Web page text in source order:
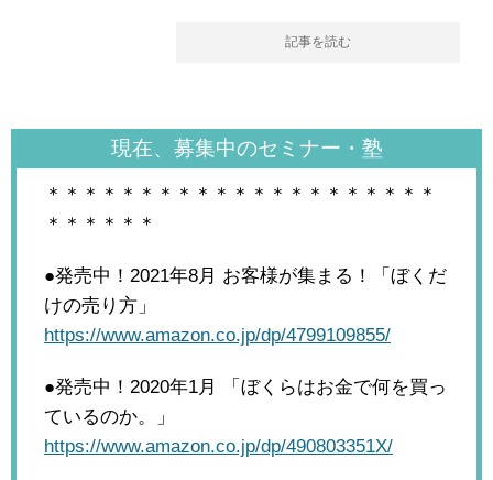
記事を読む
現在、募集中のセミナー・塾
＊＊＊＊＊＊＊＊＊＊＊＊＊＊＊＊＊＊＊＊＊
＊＊＊＊＊＊
●発売中！2021年8月 お客様が集まる！「ぼくだ
けの売り方」
https://www.amazon.co.jp/dp/4799109855/
●発売中！2020年1月
「ぼくらはお金で何を買っ
ているのか。」
https://www.amazon.co.jp/dp/490803351X/